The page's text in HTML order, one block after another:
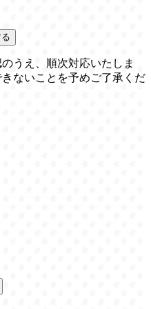
うえ、順次対応いたしま
ないことを予めご了承くだ